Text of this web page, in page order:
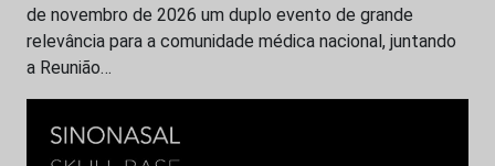
de novembro de 2026 um duplo evento de grande
relevância para a comunidade médica nacional, juntando
a Reunião…